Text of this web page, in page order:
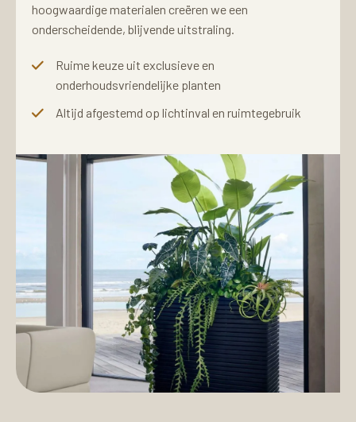
hoogwaardige materialen creëren we een
onderscheidende, blijvende uitstraling.
Ruime keuze uit exclusieve en
onderhoudsvriendelijke planten
Altijd afgestemd op lichtinval en ruimtegebruik